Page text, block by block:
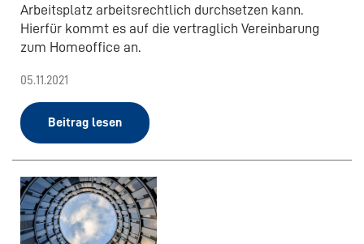
Arbeitsplatz arbeitsrechtlich durchsetzen kann.
Hierfür kommt es auf die vertraglich Vereinbarung
zum Homeoffice an.
05.11.2021
Beitrag lesen